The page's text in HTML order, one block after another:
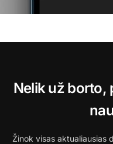
Nelik už borto,
Žinok visas aktualiausias